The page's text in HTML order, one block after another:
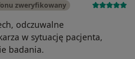
zweryfikowany
odczuwalne
w sytuację pacjenta,
badania.